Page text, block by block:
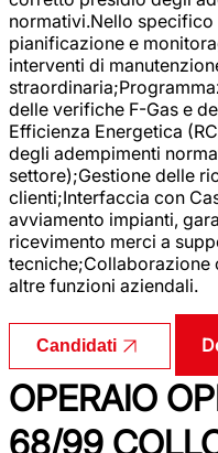
normativi.Nello
pianificazione e
interventi di
delle verifiche F-Gas e
Efficienza Energetica
degli adempimenti
settore);Gestione delle
clienti;Interfaccia con
avviamento impianti,
ricevimento merci a
altre funzioni aziendali.
Candidati
OPERAIO
68/99